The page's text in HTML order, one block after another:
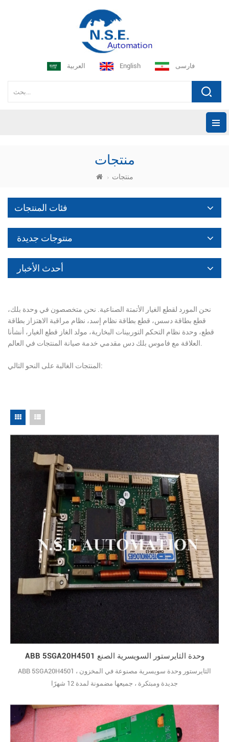
العربية English فارسی
منتجات
منتجات
فئات المنتجات
منتوجات جديدة
أحدث الأخبار
نحن المورد لقطع الغيار الأتمتة الصناعية. نحن متخصصون في وحدة بلك،
قطع بطاقة دسس، قطع بطاقة نظام إسد، نظام مراقبة الاهتزاز بطاقة
قطع، وحدة نظام التحكم التوربينات البخارية، مولد الغاز قطع الغيار، أنشأنا
المنتجات الغالبة على النحو التالي:
ABB 5SGA20H4501 وحدة الثايرستور السويسرية الصنع
ABB 5SGA20H4501 الثايرستور وحدة سويسرية مصنوعة في المخزون ،
جديدة ومبتكرة ، جميعها مضمونة لمدة 12 شهرًا